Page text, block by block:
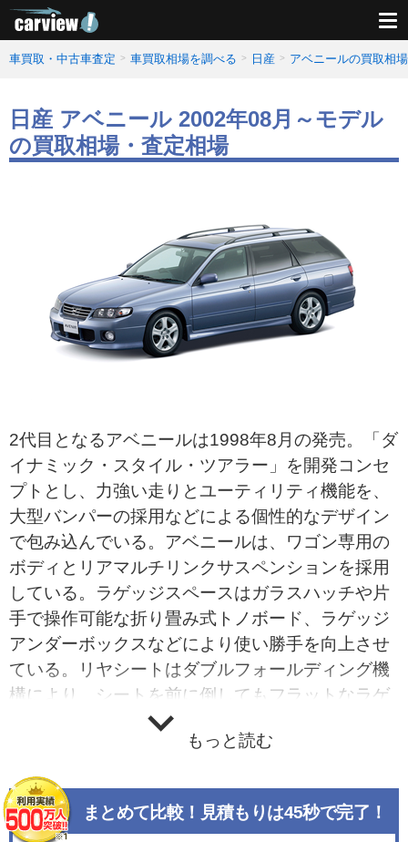
車買取・中古車査定 車買取相場を調べる 日産 アベニールの買取相
日産 アベニール 2002年08月～モデル
の買取相場・査定相場
2代目となるアベニールは1998年8月の発売。「ダ
イナミック・スタイル・ツアラー」を開発コンセ
プトとし、力強い走りとユーティリティ機能を、
大型バンパーの採用などによる個性的なデザイン
で包み込んでいる。アベニールは、ワゴン専用の
ボディとリアマルチリンクサスペンションを採用
している。ラゲッジスペースはガラスハッチや片
手で操作可能な折り畳み式トノボード、ラゲッジ
アンダーボックスなどにより使い勝手を向上させ
ている。リヤシートはダブルフォールディング機
構により、シートを前に倒してもフラットなラゲ
ッジフロアを確保した。さらに、リクライニング
機構と可倒式のリヤシートヘッドレストを採用し
メーターや丸型のエア吹き出し口などの採用、内
装色もグレーを基調としたツートーンとすること
もっと読む
まとめて比較！見積もりは45秒で完了！